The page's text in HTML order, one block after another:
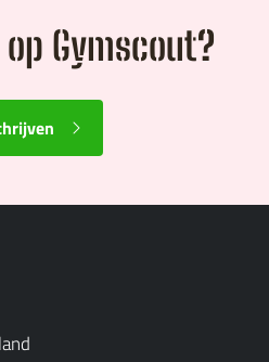
Gymscout?